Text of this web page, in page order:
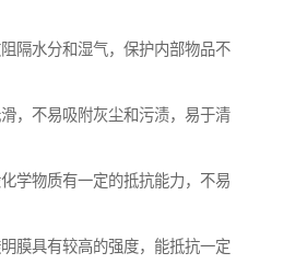
隔水分和湿气，保护内部物品不
，不易吸附灰尘和污渍，易于清
学物质有一定的抵抗能力，不易
膜具有较高的强度，能抵抗一定